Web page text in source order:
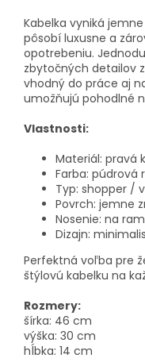
Kabelka vyniká
pôsobí luxusne a
opotrebeniu.
zbytočných detailov
vhodný do práce aj
umožňujú pohodlné
Vlastnosti:
Materiál: pravá
Farba: púdrová
Typ: shopper /
Povrch: jemne
Nosenie: na
Dizajn:
Perfektná voľba pre
štýlovú kabelku na
Rozmery:
šírka: 46 cm
výška: 30 cm
hĺbka: 14 cm